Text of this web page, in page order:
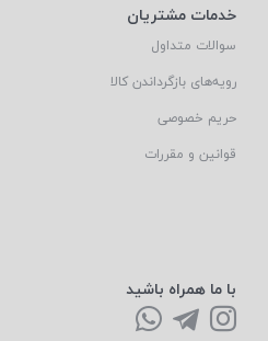
خدمات مشتریان
سوالات متداول
رویه‌های بازگرداندن کالا
حریم خصوصی
قوانین و مقررات
با ما همراه باشید